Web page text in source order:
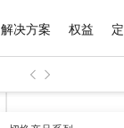
解决方案 权益
精选产品
精选解决方案
普惠上云
产品定价
精选商城
成为销售伙伴
售前咨询
为什么选择阿里云